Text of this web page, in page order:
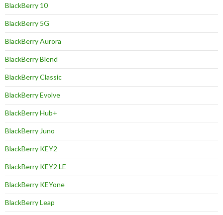
BlackBerry 10
BlackBerry 5G
BlackBerry Aurora
BlackBerry Blend
BlackBerry Classic
BlackBerry Evolve
BlackBerry Hub+
BlackBerry Juno
BlackBerry KEY2
BlackBerry KEY2 LE
BlackBerry KEYone
BlackBerry Leap